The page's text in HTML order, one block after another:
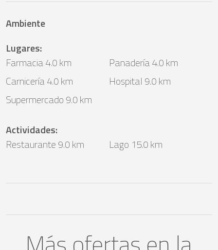
Ambiente
Lugares:
Farmacia 4.0 km
Panadería 4.0 km
Carnicería 4.0 km
Hospital 9.0 km
Supermercado 9.0 km
Actividades:
Restaurante 9.0 km
Lago 15.0 km